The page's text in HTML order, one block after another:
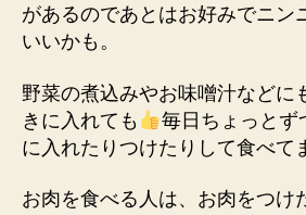
があるのであとはお好みでニン
いいかも。
野菜の煮込みやお味噌汁などに
きに入れても
毎日ちょっとず
に入れたりつけたりして食べて
お肉を食べる人は、お肉をつけ